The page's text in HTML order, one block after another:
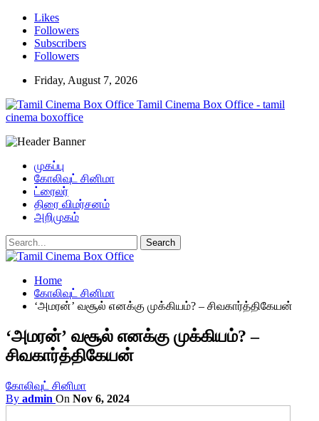
Likes
Followers
Subscribers
Followers
Friday, August 7, 2026
Tamil Cinema Box Office - tamil
cinema boxoffice
முகப்பு
கோலிவுட் சினிமா
ட்ரைலர்
திரை விமர்சனம்
அறிமுகம்
Home
கோலிவுட் சினிமா
‘அமரன்’ வசூல் எனக்கு முக்கியம்? – சிவகார்த்திகேயன்
‘அமரன்’ வசூல் எனக்கு முக்கியம்? –
சிவகார்த்திகேயன்
கோலிவுட் சினிமா
By admin On Nov 6, 2024